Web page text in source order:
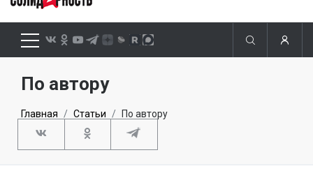
По автору
Главная Статьи По автору